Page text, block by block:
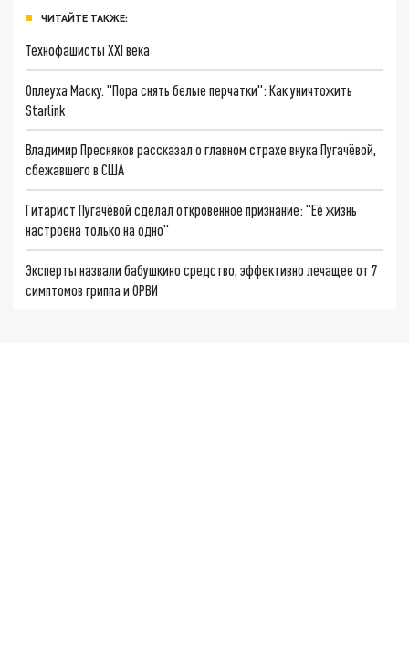
ЧИТАЙТЕ ТАКЖЕ:
Технофашисты XXI века
Оплеуха Маску. "Пора снять белые перчатки": Как уничтожить
Starlink
Владимир Пресняков рассказал о главном страхе внука Пугачёвой,
сбежавшего в США
Гитарист Пугачёвой сделал откровенное признание: "Её жизнь
настроена только на одно"
Эксперты назвали бабушкино средство, эффективно лечащее от 7
симптомов гриппа и ОРВИ